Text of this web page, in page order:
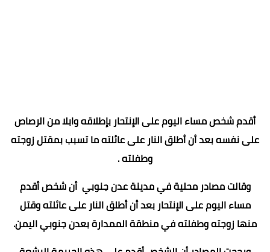
أقدم شخص مساء اليوم على الإنتحار بإطلاقه وابلا من الرصاص
على نفسه بعد أن أطلق النار على عائلته ما تسبب بمقتل زوجته
وطفلته .
وقالت مصادر محلية في مدينة عدن جنوبي أن شخص أقدم
مساء اليوم على الإنتحار بعد أن أطلق النار على عائلته وقتل
منها زوجته وطفلته في منطقة الممدارة بعدن جنوبي اليمن.